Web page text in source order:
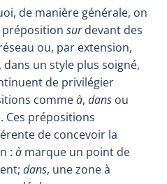
de manière générale, on
préposition surdevant des
ou, par extension,
un style plus soigné,
de privilégier
commeà, dans ou
Ces prépositions
de concevoir la
: à marque un point de
dans, une zone à